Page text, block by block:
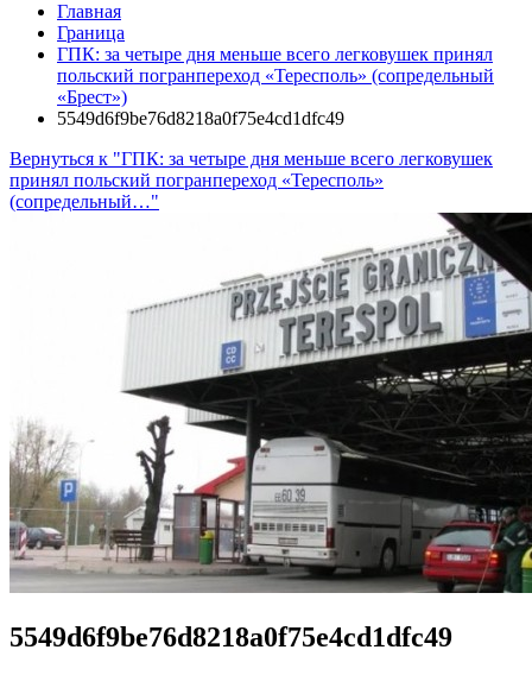
Главная
Граница
ГПК: за четыре дня меньше всего легковушек принял
польский погранпереход «Тересполь» (сопредельный
«Брест»)
5549d6f9be76d8218a0f75e4cd1dfc49
Вернуться к "ГПК: за четыре дня меньше всего легковушек
принял польский погранпереход «Тересполь»
(сопредельный…"
5549d6f9be76d8218a0f75e4cd1dfc49